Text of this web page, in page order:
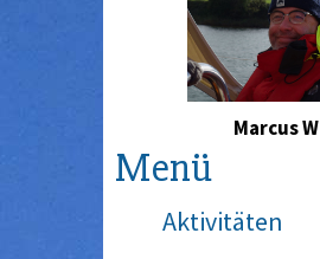
Marcus W
Menü
Aktivitäten